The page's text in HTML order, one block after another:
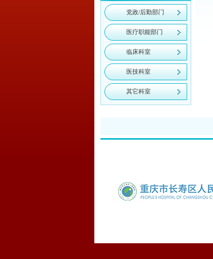
党政/后勤部门
医疗职能部门
临床科室
医技科室
其它科室